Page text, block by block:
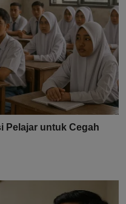
Pelajar untuk Cegah